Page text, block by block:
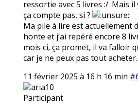
ressortie avec 5 livres :/. Mais il
ça compte pas, si ?
Ma pile à lire est actuellement
honte et j’ai repéré encore 8
mois ci, ça promet, il va falloir
car je ne peux pas tout acheter.
11 février 2025 à 16 h 16 min
aria10
Participant